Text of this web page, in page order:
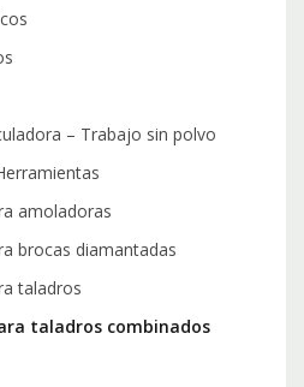
– Trabajo sin polvo
amoladoras
brocas diamantadas
taladros
taladros combinados